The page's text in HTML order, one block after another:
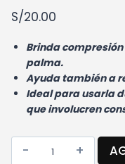
S/20.00
Brinda
palma.
Ayuda también a
Ideal para usarla
que involucren
ELÁSTICA